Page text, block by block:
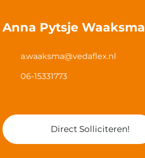
Anna Pytsje Waaksma
a.waaksma@vedaflex.nl
06-15331773
Direct Solliciteren!